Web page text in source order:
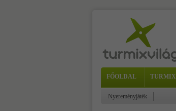
FŐOLDAL
Nyereményjáték